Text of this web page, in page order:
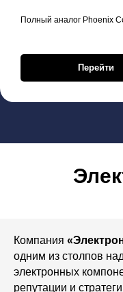
Полный аналог Phoenix
Перейти
Компания
одним из столпов
электронных
репутации и